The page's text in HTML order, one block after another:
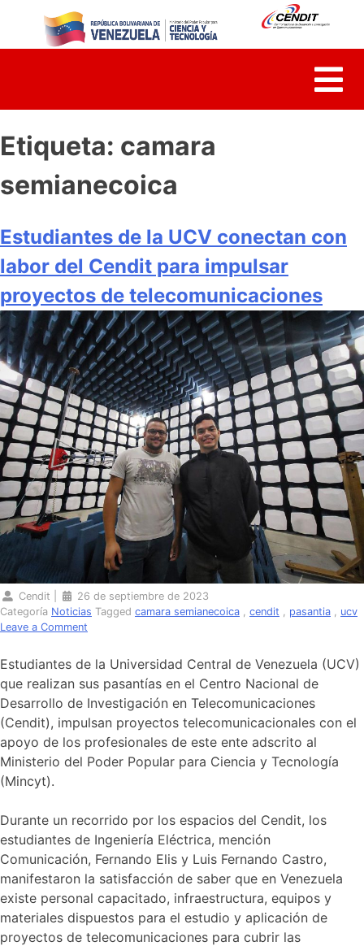
content
Etiqueta: camara
semianecoica
Estudiantes de la UCV conectan con
labor del Cendit para impulsar
proyectos de telecomunicaciones
Cendit
26 de septiembre de 2023
Categoría Noticias Tagged camara semianecoica cendit pasantia
ucv
Leave a Comment
de
la
UCV
conectan
con
del
Cendit
de
telecomunicaciones
Estudiantes de la Universidad Central de Venezuela (UCV)
que realizan sus pasantías en el Centro Nacional de
Desarrollo de Investigación en Telecomunicaciones
(Cendit), impulsan proyectos telecomunicacionales con el
apoyo de los profesionales de este ente adscrito al
Ministerio del Poder Popular para Ciencia y Tecnología
(Mincyt).
Durante un recorrido por los espacios del Cendit, los
estudiantes de Ingeniería Eléctrica, mención
Comunicación, Fernando Elis y Luis Fernando Castro,
manifestaron la satisfacción de saber que en Venezuela
existe personal capacitado, infraestructura, equipos y
materiales dispuestos para el estudio y aplicación de
proyectos de telecomunicaciones para cubrir las